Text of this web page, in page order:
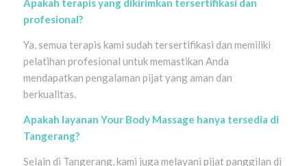
Apakah terapis yang dikirimkan tersertifikasi dan
profesional?
Ya, semua terapis kami sudah tersertifikasi dan memiliki
pelatihan profesional untuk memastikan Anda
mendapatkan pengalaman pijat yang aman dan
berkualitas.
Apakah layanan Your Body Massage hanya tersedia di
Tangerang?
Selain di Tangerang, kami juga melayani pijat panggilan di